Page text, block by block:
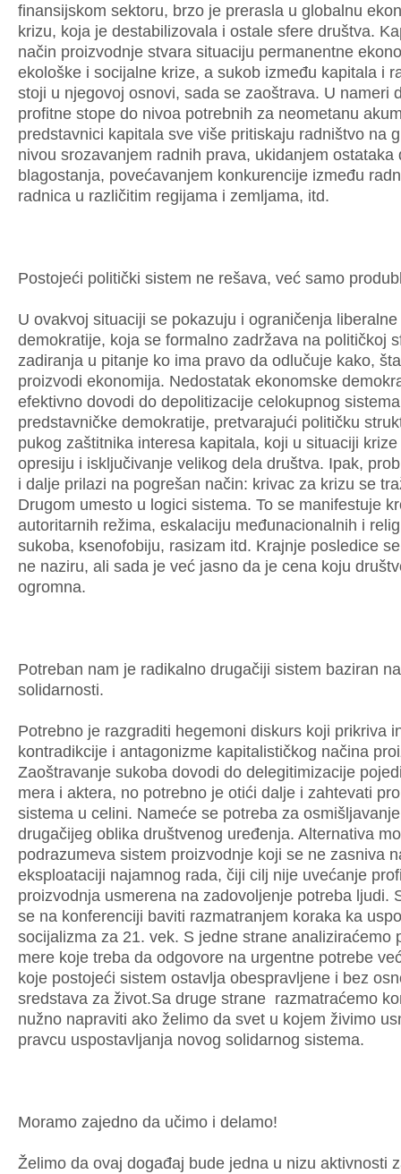
finansijskom sektoru, brzo je prerasla u globalnu
krizu, koja je destabilizovala i ostale sfere društva.
način proizvodnje stvara situaciju permanentne
ekološke i socijalne krize, a sukob između kapitala i
stoji u njegovoj osnovi, sada se zaoštrava. U nameri
profitne stope do nivoa potrebnih za neometanu
predstavnici kapitala sve više pritiskaju radništvo na
nivou srozavanjem radnih prava, ukidanjem ostataka
blagostanja, povećavanjem konkurencije između
radnica u različitim regijama i zemljama, itd.
Postojeći politički sistem ne rešava, već samo
U ovakvoj situaciji se pokazuju i ograničenja liberalne
demokratije, koja se formalno zadržava na političkoj
zadiranja u pitanje ko ima pravo da odlučuje kako,
proizvodi ekonomija. Nedostatak ekonomske
efektivno dovodi do depolitizacije celokupnog sistema
predstavničke demokratije, pretvarajući političku
pukog zaštitnika interesa kapitala, koji u situaciji
opresiju i isključivanje velikog dela društva. Ipak,
i dalje prilazi na pogrešan način: krivac za krizu se
Drugom umesto u logici sistema. To se manifestuje
autoritarnih režima, eskalaciju međunacionalnih i
sukoba, ksenofobiju, rasizam itd. Krajnje posledice
ne naziru, ali sada je već jasno da je cena koju
ogromna.
Potreban nam je radikalno drugačiji sistem baziran na
solidarnosti.
Potrebno je razgraditi hegemoni diskurs koji prikriva
kontradikcije i antagonizme kapitalističkog načina
Zaoštravanje sukoba dovodi do delegitimizacije
mera i aktera, no potrebno je otići dalje i zahtevati
sistema u celini. Nameće se potreba za
drugačijeg oblika društvenog uređenja. Alternativa
podrazumeva sistem proizvodnje koji se ne zasniva
eksploataciji najamnog rada, čiji cilj nije uvećanje
proizvodnja usmerena na zadovoljenje potreba ljudi.
se na konferenciji baviti razmatranjem koraka ka
socijalizma za 21. vek. S jedne strane analiziraćemo
mere koje treba da odgovore na urgentne potrebe
koje postojeći sistem ostavlja obespravljene i bez
sredstava za život.Sa druge strane razmatraćemo
nužno napraviti ako želimo da svet u kojem živimo
pravcu uspostavljanja novog solidarnog sistema.
Moramo zajedno da učimo i delamo!
Želimo da ovaj događaj bude jedna u nizu aktivnosti